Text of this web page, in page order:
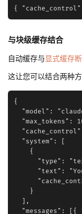
与块级缓存结合
自动缓存与显式缓存
这让您可以结合两种
{
"model":
"max_tokens":
  "system": [
    {
"type":
"text":
    }
  ],
"messages": [{